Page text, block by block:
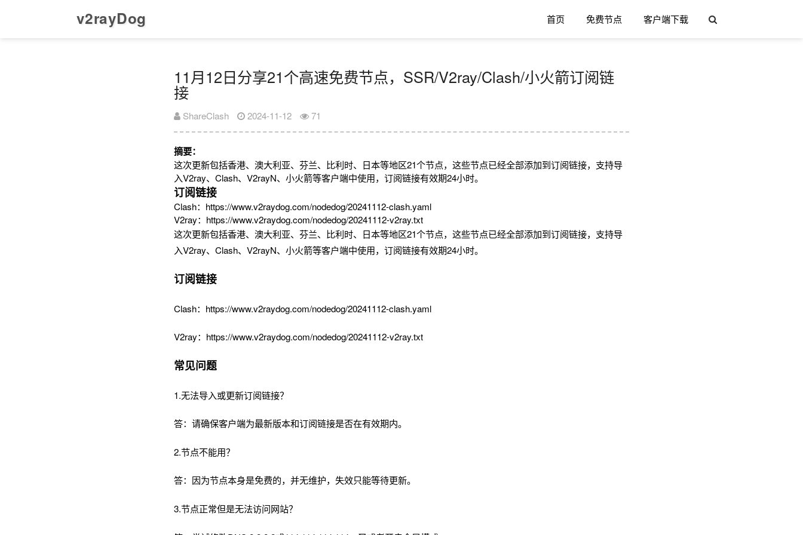
v2rayDog 首页 免费节点 客户端下载
11月12日分享21个高速免费节点，SSR/V2ray/Clash/小火箭订阅链
接
ShareClash 2024-11-12 71
摘要：
这次更新包括香港、澳大利亚、芬兰、比利时、日本等地区21个节点，这些节点已经全部添加到订阅链接，支持导
入V2ray、Clash、V2rayN、小火箭等客户端中使用，订阅链接有效期24小时。
订阅链接
Clash：https://www.v2raydog.com/nodedog/20241112-clash.yaml
V2ray：https://www.v2raydog.com/nodedog/20241112-v2ray.txt
这次更新包括香港、澳大利亚、芬兰、比利时、日本等地区21个节点，这些节点已经全部添加到订阅链接，支持导
入V2ray、Clash、V2rayN、小火箭等客户端中使用，订阅链接有效期24小时。
订阅链接
Clash：https://www.v2raydog.com/nodedog/20241112-clash.yaml
V2ray：https://www.v2raydog.com/nodedog/20241112-v2ray.txt
常见问题
1.无法导入或更新订阅链接？
答：请确保客户端为最新版本和订阅链接是否在有效期内。
2.节点不能用？
答：因为节点本身是免费的，并无维护，失效只能等待更新。
3.节点正常但是无法访问网站？